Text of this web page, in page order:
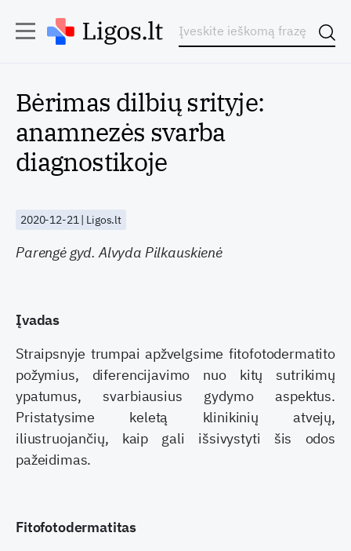
Bėrimas dilbių srityje:
anamnezės svarba
diagnostikoje
2020-12-21 | Ligos.lt
Parengė gyd. Alvyda Pilkauskienė
Įvadas
Straipsnyje trumpai apžvelgsime fitofotoderma­tito
požymius, diferencijavimo nuo kitų sutrikimų
ypatumus, svarbiausius gydymo aspektus.
Pristaty­sime keletą klinikinių atvejų,
iliustruojančių, kaip gali išsivystyti šis odos
pažeidimas.
Fitofotodermatitas